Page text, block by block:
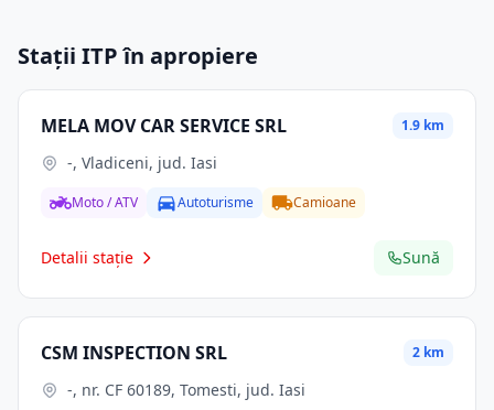
Stații ITP în apropiere
MELA MOV CAR SERVICE SRL 1.9 km
-, Vladiceni, jud. Iasi
Moto / ATV Autoturisme Camioane
Detalii stație Sună
CSM INSPECTION SRL 2 km
-, nr. CF 60189, Tomesti, jud. Iasi